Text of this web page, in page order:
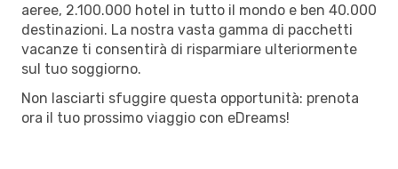
aeree, 2.100.000 hotel in tutto il mondo e ben 40.000
destinazioni. La nostra vasta gamma di pacchetti
vacanze ti consentirà di risparmiare ulteriormente
sul tuo soggiorno.
Non lasciarti sfuggire questa opportunità: prenota
ora il tuo prossimo viaggio con eDreams!